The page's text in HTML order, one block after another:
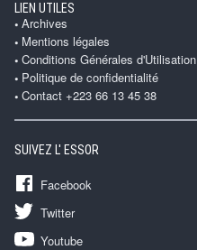
LIEN UTILES
Archives
Mentions légales
Conditions Générales d'Utilisation
Politique de confidentialité
Contact +223 66 13 45 38
SUIVEZ L' ESSOR
Facebook
Twitter
Youtube